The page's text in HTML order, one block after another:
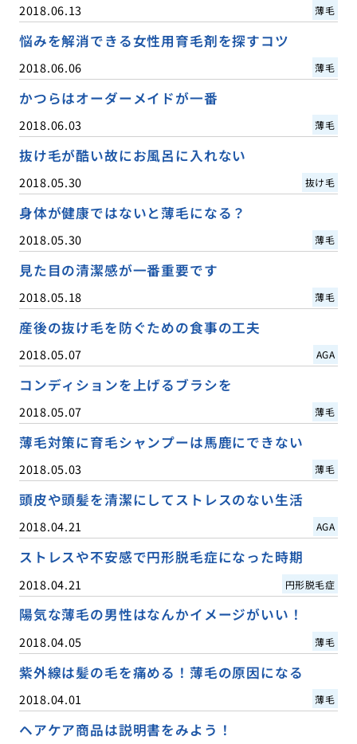
2018.06.13 薄毛
悩みを解消できる女性用育毛剤を探すコツ
2018.06.06 薄毛
かつらはオーダーメイドが一番
2018.06.03 薄毛
抜け毛が酷い故にお風呂に入れない
2018.05.30 抜け毛
身体が健康ではないと薄毛になる？
2018.05.30 薄毛
見た目の清潔感が一番重要です
2018.05.18 薄毛
産後の抜け毛を防ぐための食事の工夫
2018.05.07 AGA
コンディションを上げるブラシを
2018.05.07 薄毛
薄毛対策に育毛シャンプーは馬鹿にできない
2018.05.03 薄毛
頭皮や頭髪を清潔にしてストレスのない生活
2018.04.21 AGA
ストレスや不安感で円形脱毛症になった時期
2018.04.21 円形脱毛症
陽気な薄毛の男性はなんかイメージがいい！
2018.04.05 薄毛
紫外線は髪の毛を痛める！薄毛の原因になる
2018.04.01 薄毛
ヘアケア商品は説明書をみよう！